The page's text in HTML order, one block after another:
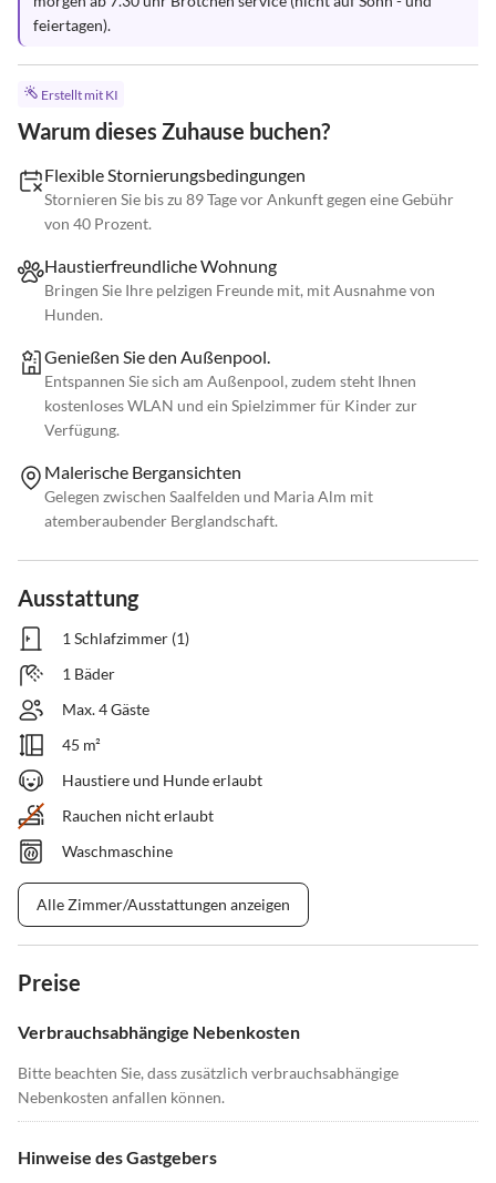
feiertagen).
Erstellt mit KI
Warum dieses Zuhause buchen?
Flexible Stornierungsbedingungen
Stornieren Sie bis zu 89 Tage vor Ankunft gegen eine Gebühr
von 40 Prozent.
Haustierfreundliche Wohnung
Bringen Sie Ihre pelzigen Freunde mit, mit Ausnahme von
Hunden.
Genießen Sie den Außenpool.
Entspannen Sie sich am Außenpool, zudem steht Ihnen
kostenloses WLAN und ein Spielzimmer für Kinder zur
Verfügung.
Malerische Bergansichten
Gelegen zwischen Saalfelden und Maria Alm mit
atemberaubender Berglandschaft.
Ausstattung
1 Schlafzimmer (1)
1 Bäder
Max. 4 Gäste
45 m²
Haustiere und Hunde erlaubt
Rauchen nicht erlaubt
Waschmaschine
Alle Zimmer/Ausstattungen anzeigen
Preise
Verbrauchsabhängige Nebenkosten
Bitte beachten Sie, dass zusätzlich verbrauchsabhängige
Nebenkosten anfallen können.
Hinweise des Gastgebers